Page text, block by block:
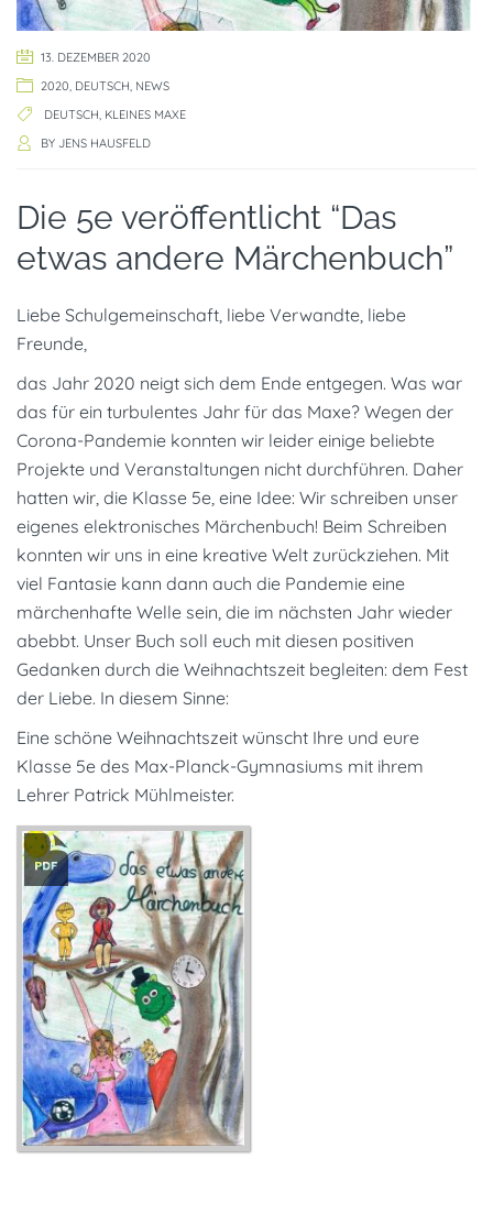
13. DEZEMBER 2020
2020, DEUTSCH, NEWS
DEUTSCH, KLEINES MAXE
BY JENS HAUSFELD
Die 5e veröffentlicht “Das
etwas andere Märchenbuch”
Liebe Schulgemeinschaft, liebe Verwandte, liebe
Freunde,
das Jahr 2020 neigt sich dem Ende entgegen. Was war
das für ein turbulentes Jahr für das Maxe? Wegen der
Corona-Pandemie konnten wir leider einige beliebte
Projekte und Veranstaltungen nicht durchführen. Daher
hatten wir, die Klasse 5e, eine Idee: Wir schreiben unser
eigenes elektronisches Märchenbuch! Beim Schreiben
konnten wir uns in eine kreative Welt zurückziehen. Mit
viel Fantasie kann dann auch die Pandemie eine
märchenhafte Welle sein, die im nächsten Jahr wieder
abebbt. Unser Buch soll euch mit diesen positiven
Gedanken durch die Weihnachtszeit begleiten: dem Fest
der Liebe. In diesem Sinne:
Eine schöne Weihnachtszeit wünscht Ihre und eure
Klasse 5e des Max-Planck-Gymnasiums mit ihrem
Lehrer Patrick Mühlmeister.